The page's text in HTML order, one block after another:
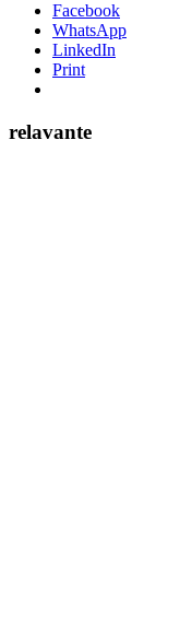
Facebook
WhatsApp
LinkedIn
Print
relavante